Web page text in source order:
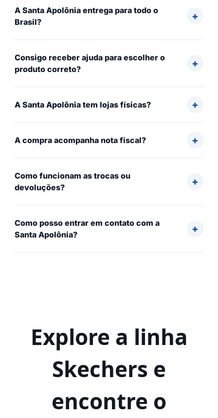
A Santa Apolônia entrega para todo o
Brasil?
Consigo receber ajuda para escolher o
produto correto?
A Santa Apolônia tem lojas físicas?
A compra acompanha nota fiscal?
Como funcionam as trocas ou
devoluções?
Como posso entrar em contato com a
Santa Apolônia?
Explore a linha
Skechers e
encontre o